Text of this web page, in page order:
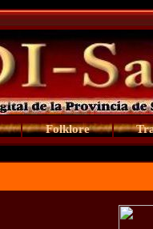
Folklore